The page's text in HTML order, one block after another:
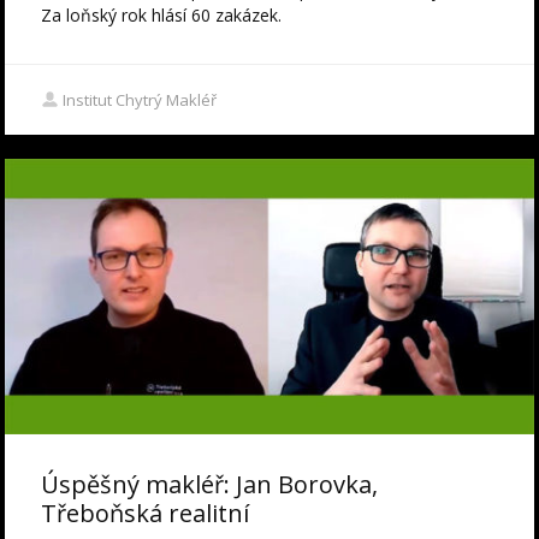
Za loňský rok hlásí 60 zakázek.
Institut Chytrý Makléř
Úspěšný makléř: Jan Borovka,
Třeboňská realitní